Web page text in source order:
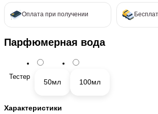
Оплата при получении
Парфюмерная вода
Тестер
50мл 100мл
Характеристики